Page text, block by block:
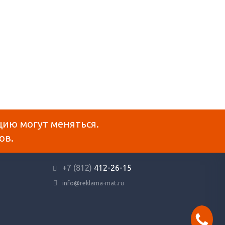
могут меняться.
+7 (812) 412-26-15
info@reklama-mat.ru